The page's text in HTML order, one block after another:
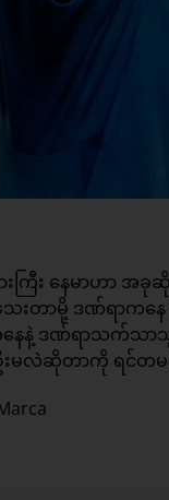
းကြီး နေမာဟာ
သေးတာမို့ ဒဏ်ရာ
နေနဲ့ ဒဏ်ရာသက်သ
မလဲဆိုတာကို ရင်တမ